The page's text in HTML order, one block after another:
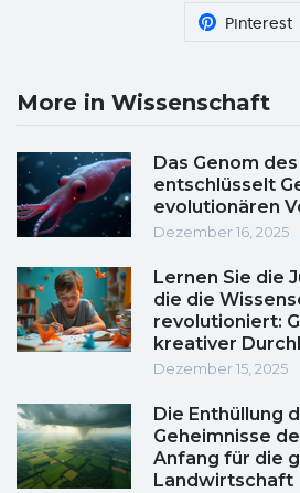
Pinterest
More in Wissenschaft
Das Genom
entschlüsselt
evolutionären
Dezember 16, 2025
Lernen Sie die
die die
revolutioniert:
kreativer
Dezember 15, 2025
Die Enthüllung
Geheimnisse
Anfang für die
Landwirtschaft